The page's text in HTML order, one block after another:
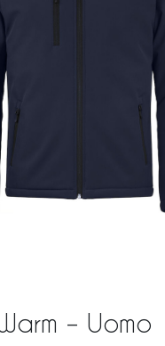
– Uomo